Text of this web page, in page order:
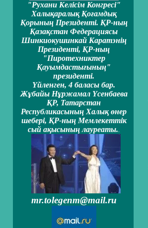
"Рухани Келiсiм Конгресi"
Халықаралық Қоғамдық
Қорының Президентi. ҚР-ның
Қазақстан Федерациясы
Шинкиокушинкай Каратэнің
Президентi, ҚР-ның
"Пиротехниктер
Қауымдастығының"
президенті.
Үйленген, 4 баласы бар.
Жұбайы Нұржамал Үсенбаева
ҚР, Татарстан
Республикасының Халық өнер
шеберi, ҚР-ның Мемлекеттiк
сый ақысының лауреаты..
mr.tolegenm@mail.ru